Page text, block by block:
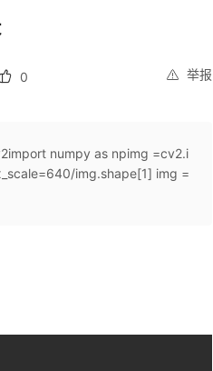
举报
0
numpy as npimg =cv2.i
img.shape[1] img =